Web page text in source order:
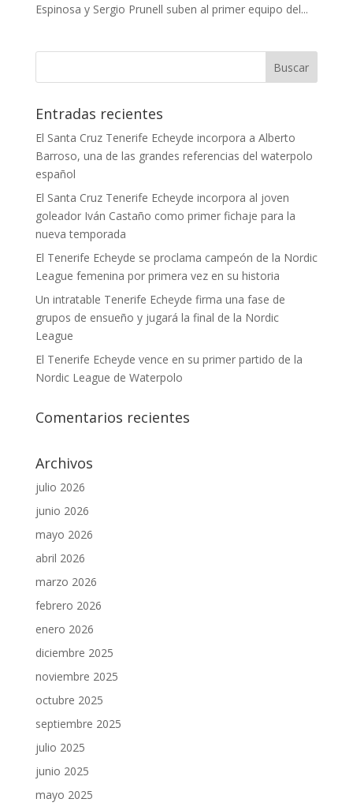
Espinosa y Sergio Prunell suben al primer equipo del...
Entradas recientes
El Santa Cruz Tenerife Echeyde incorpora a Alberto
Barroso, una de las grandes referencias del waterpolo
español
El Santa Cruz Tenerife Echeyde incorpora al joven
goleador Iván Castaño como primer fichaje para la
nueva temporada
El Tenerife Echeyde se proclama campeón de la Nordic
League femenina por primera vez en su historia
Un intratable Tenerife Echeyde firma una fase de
grupos de ensueño y jugará la final de la Nordic
League
El Tenerife Echeyde vence en su primer partido de la
Nordic League de Waterpolo
Comentarios recientes
Archivos
julio 2026
junio 2026
mayo 2026
abril 2026
marzo 2026
febrero 2026
enero 2026
diciembre 2025
noviembre 2025
octubre 2025
septiembre 2025
julio 2025
junio 2025
mayo 2025